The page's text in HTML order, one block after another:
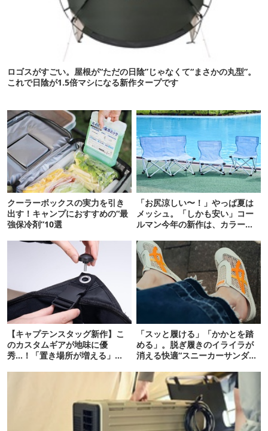
ロゴスがすごい。屋根が“ただの日陰”じゃなくて“まさかの丸型”。
これで日陰が1.5倍マシになる新作タープです
クーラーボックスの実力を引き
出す！キャンプにおすすめの“最
強保冷剤”10選
「お尻涼しい〜！」やっぱ夏は
メッシュ。「しかも安い」コー
ルマン今年の新作は、カラーも
【キャプテンスタッグ新作】こ
のカスタムギアが地味に優
秀…！「置き場所が増える」
「スッと履ける」「かかとを踏
める」。脱ぎ履きのイライラが
消える快適“スニーカーサンダ